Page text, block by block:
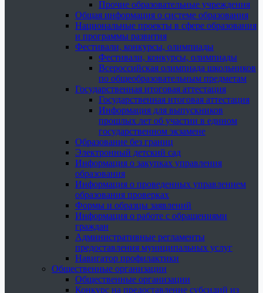
Прочие образовательные учреждения
Общая информация о системе образования
Национальные проекты в сфере образования
и программы развития
Фестивали, конкурсы, олимпиады
Фестивали, конкурсы, олимпиады
Всероссийская олимпиада школьников
по общеобразовательным предметам
Государственная итоговая аттестация
Государственная итоговая аттестация
Информация для выпускников
прошлых лет об участии в едином
государственном экзамене
Образование без границ
Электронный детский сад
Информация о закупках управления
образования
Информация о проведенных управлением
образования проверках
Формы и образцы заявлений
Информация о работе с обращениями
граждан
Административные регламенты
предоставления муниципальных услуг
Навигатор профилактики
Общественные организации
Общественные организации
Конкурс на предоставление субсидий из